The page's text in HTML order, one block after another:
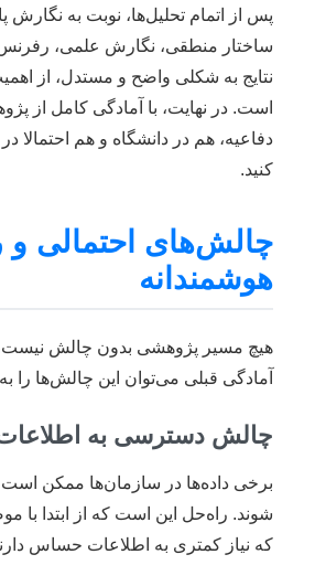
پس از اتمام تحلیل‌ها، نوبت به نگارش
ساختار منطقی، نگارش علمی،
نتایج به شکلی واضح و مستدل، از
است. در نهایت، با آمادگی کامل از
دفاعیه، هم در دانشگاه و هم احتمالا
کنید.
چالش‌های احتمالی و
هوشمندانه
هیچ مسیر پژوهشی بدون چالش نیست،
آمادگی قبلی می‌توان این چالش‌ها را
چالش دسترسی به
برخی داده‌ها در سازمان‌ها ممکن است
شوند. راه‌حل این است که از ابتدا با
که نیاز کمتری به اطلاعات حساس